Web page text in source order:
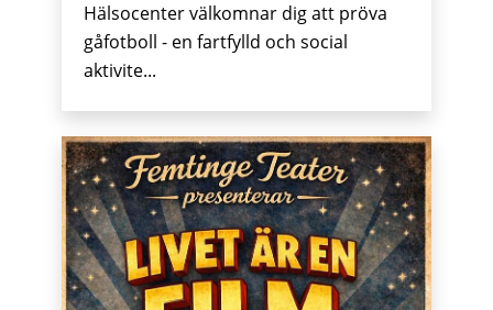
Hälsocenter välkomnar dig att pröva
gåfotboll - en fartfylld och social
aktivite...